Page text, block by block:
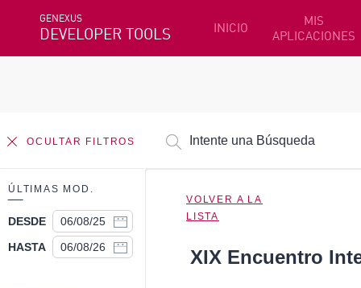
GENEXUS
DEVELOPER TOOLS INICIO
MIS
APLICACIONES